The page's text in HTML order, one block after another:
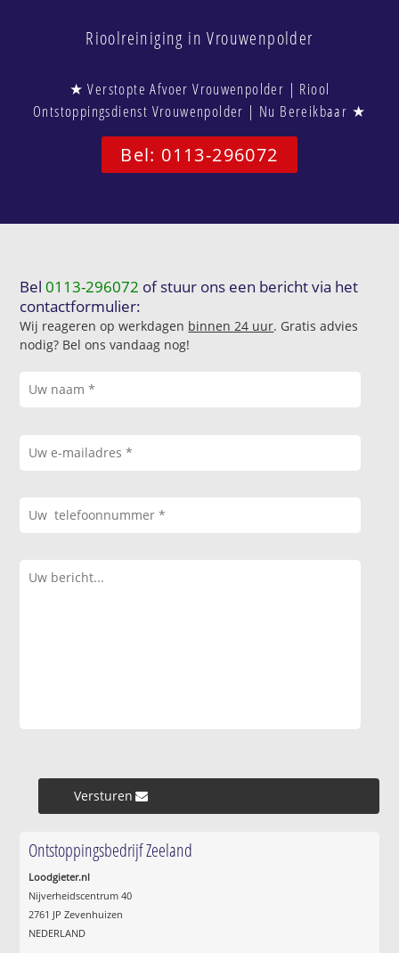
Rioolreiniging in Vrouwenpolder
★ Verstopte Afvoer Vrouwenpolder | Riool
Ontstoppingsdienst Vrouwenpolder | Nu Bereikbaar ★
Bel: 0113-296072
Bel0113-296072 of stuur ons een bericht via het
contactformulier:
Wij reageren op werkdagen binnen 24 uur. Gratis advies
nodig? Bel ons vandaag nog!
Versturen »
Ontstoppingsbedrijf Zeeland
Loodgieter.nl
Nijverheidscentrum 40
2761 JP Zevenhuizen
NEDERLAND